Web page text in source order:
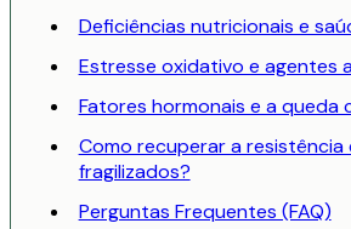
Deficiências nutricionais e
Estresse oxidativo e agentes
Fatores hormonais e a queda
Como recuperar a resistência
fragilizados?
Perguntas Frequentes (FAQ)